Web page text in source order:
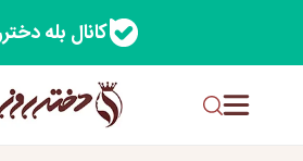
کانال بله